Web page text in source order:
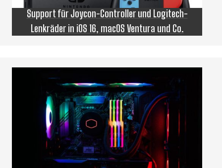
Support für Joycon-Controller und Logitech-
Lenkräder in iOS 16, macOS Ventura und Co.